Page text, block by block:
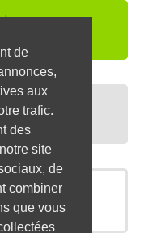
de
aux
trafic.
des
site
de
combiner
que vous